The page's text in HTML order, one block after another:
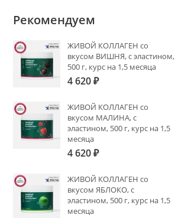
Рекомендуем
ЖИВОЙ КОЛЛАГЕН со
вкусом ВИШНЯ, с эластином,
500 г, курс на 1,5 месяца
4 620₽
ЖИВОЙ КОЛЛАГЕН со
вкусом МАЛИНА, с
эластином, 500 г, курс на 1,5
месяца
4 620₽
ЖИВОЙ КОЛЛАГЕН со
вкусом ЯБЛОКО, с
эластином, 500 г, курс на 1,5
месяца